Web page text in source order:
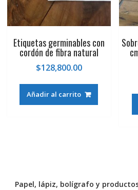
Etiquetas germinables con
cordón de fibra natural
$128,800.00
Añadir al carrito
Papel, lápiz, bolígrafo y